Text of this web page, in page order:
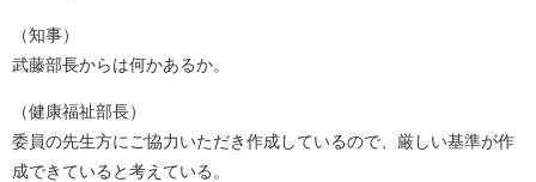
（知事）
武藤部長からは何かあるか。
（健康福祉部長）
委員の先生方にご協力いただき作成しているので、厳しい基準が作
成できていると考えている。